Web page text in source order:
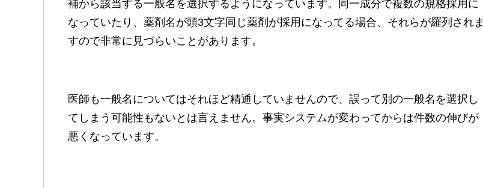
補から該当する一般名を選択するようになっています。同一成分で複数の規格採用に
なっていたり、薬剤名が頭3文字同じ薬剤が採用になってる場合、それらが羅列されま
すので非常に見づらいことがあります。
医師も一般名についてはそれほど精通していませんので、誤って別の一般名を選択し
てしまう可能性もないとは言えません。事実システムが変わってからは件数の伸びが
悪くなっています。